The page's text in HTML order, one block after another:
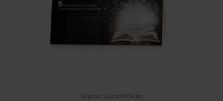
Source : CartesMSF.be